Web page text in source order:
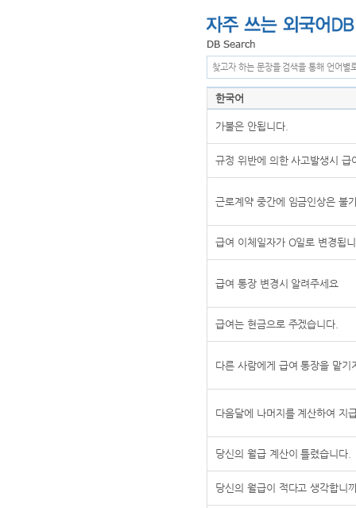
찾고자 하는 문장을 검색을 통해 언어별
한국어
가불은 안됩니다.
규정 위반에 의한 사고발생시 급
근로계약 중간에 임금인상은 불
급여 이체일자가 O일로 변경됩
급여 통장 변경시 알려주세요
급여는 현금으로 주겠습니다.
다른 사람에게 급여 통장을 맡기
다음달에 나머지를 계산하여 지
당신의 월급 계산이 틀렸습니다.
당신의 월급이 적다고 생각합니